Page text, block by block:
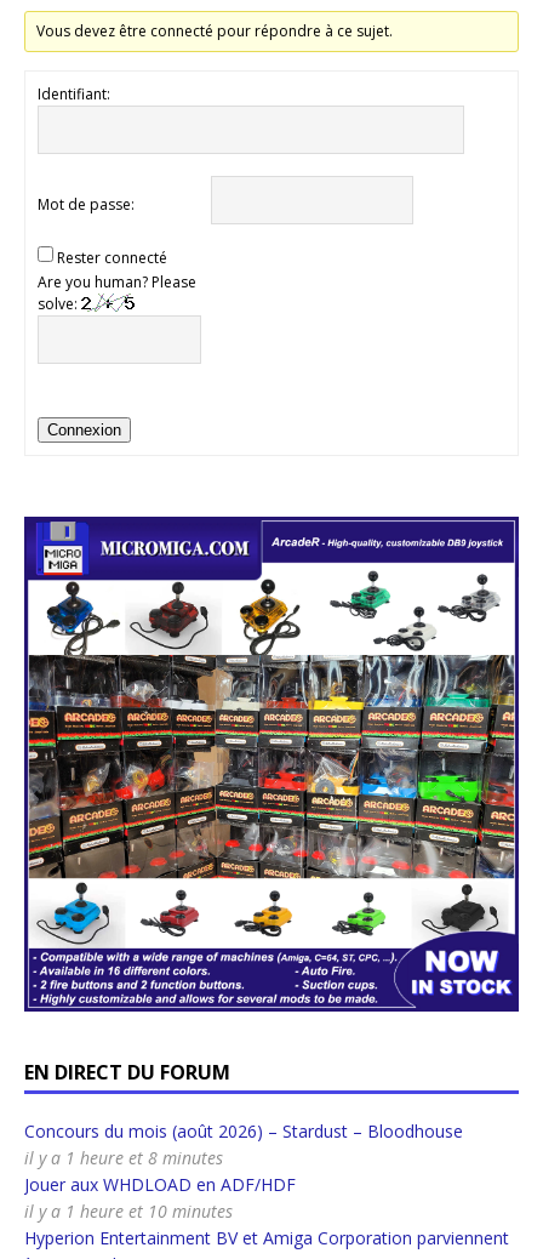
Vous devez être connecté pour répondre à ce sujet.
Identifiant:
Mot de passe:
Rester connecté
Are you human? Please
solve:
Connexion
EN DIRECT DU FORUM
Concours du mois (août 2026) – Stardust – Bloodhouse
il y a 1 heure et 8 minutes
Jouer aux WHDLOAD en ADF/HDF
il y a 1 heure et 10 minutes
Hyperion Entertainment BV et Amiga Corporation parviennent